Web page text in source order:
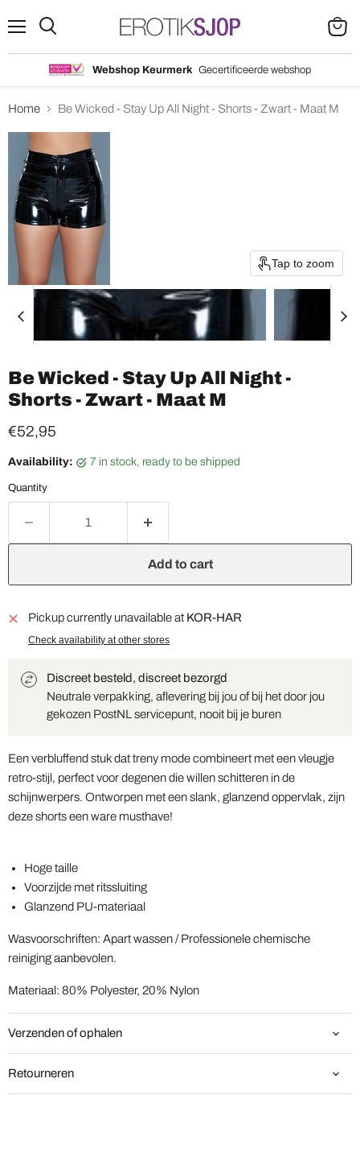
Webshop Keurmerk Gecertificeerde webshop
cart
Home Be Wicked - Stay Up All Night - Shorts - Zwart - Maat M
Tap to zoom
Be Wicked - Stay Up All Night -
Shorts - Zwart - Maat M
Current price
€52,95
Availability: 7 in stock, ready to be shipped
Quantity
Add to cart
Pickup currently unavailable at KOR-HAR
Check availability at other stores
Discreet besteld, discreet bezorgd
Neutrale verpakking, aflevering bij jou of bij het door jou
gekozen PostNL servicepunt, nooit bij je buren
Een verbluffend stuk dat treny mode combineert met een vleugje
retro-stijl, perfect voor degenen die willen schitteren in de
schijnwerpers. Ontworpen met een slank, glanzend oppervlak, zijn
deze shorts een ware musthave!
Hoge taille
Voorzijde met ritssluiting
Glanzend PU-materiaal
Wasvoorschriften: Apart wassen / Professionele chemische
reiniging aanbevolen.
Materiaal: 80% Polyester, 20% Nylon
Verzenden of ophalen
Retourneren